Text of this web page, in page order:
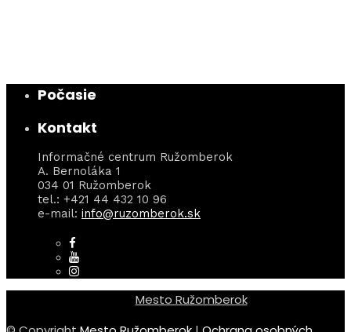
Počasie
Kontakt
Informačné centrum Ružomberok
A. Bernoláka 1
034 01 Ružomberok
tel.: +421 44 432 10 96
e-mail: info@ruzomberok.sk
Mesto Ružomberok